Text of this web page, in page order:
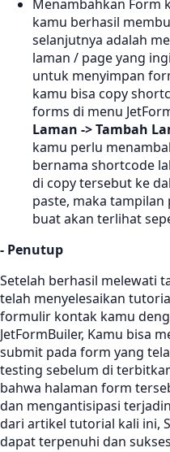
Menambahkan Form
kamu berhasil
selanjutnya adalah
laman / page yang
untuk menyimpan
kamu bisa copy
forms di menu
Laman -> Tambah
kamu perlu
bernama shortcode
di copy tersebut ke
paste, maka
buat akan terlihat
- Penutup
Setelah berhasil melewati
telah menyelesaikan
formulir kontak kamu
JetFormBuiler, Kamu bisa
submit pada form yang
testing sebelum di
bahwa halaman form
dan mengantisipasi
dari artikel tutorial kali ini,
dapat terpenuhi dan